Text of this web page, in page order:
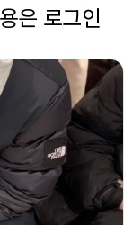
은 로그인